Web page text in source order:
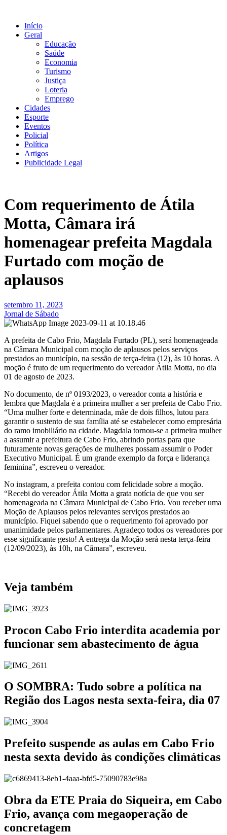
conteúdo
Início
Geral
Educação
Saúde
Economia
Turismo
Justiça
Loteria
Emprego
Cidades
Esporte
Eventos
Policial
Política
Artigos
Publicidade Legal
Com requerimento de Átila
Motta, Câmara irá
homenagear prefeita Magdala
Furtado com moção de
aplausos
setembro 11, 2023
Jornal de Sábado
A prefeita de Cabo Frio, Magdala Furtado (PL), será homenageada
na Câmara Municipal com moção de aplausos pelos serviços
prestados ao município, na sessão de terça-feira (12), às 10 horas. A
moção é fruto de um requerimento do vereador Átila Motta, no dia
01 de agosto de 2023.
No documento, de nº 0193/2023, o vereador conta a história e
lembra que Magdala é a primeira mulher a ser prefeita de Cabo Frio.
“Uma mulher forte e determinada, mãe de dois filhos, lutou para
garantir o sustento de sua família até se estabelecer como empresária
do ramo imobiliário na cidade. Magdala tornou-se a primeira mulher
a assumir a prefeitura de Cabo Frio, abrindo portas para que
futuramente novas gerações de mulheres possam assumir o Poder
Executivo Municipal. É um grande exemplo da força e liderança
feminina”, escreveu o vereador.
No instagram, a prefeita contou com felicidade sobre a moção.
“Recebi do vereador Átila Motta a grata notícia de que vou ser
homenageada na Câmara Municipal de Cabo Frio. Vou receber uma
Moção de Aplausos pelos relevantes serviços prestados ao
município. Fiquei sabendo que o requerimento foi aprovado por
unanimidade pelos parlamentares. Agradeço todos os vereadores por
esse significante gesto! A entrega da Moção será nesta terça-feira
(12/09/2023), às 10h, na Câmara”, escreveu.
Veja também
Procon Cabo Frio interdita academia por
funcionar sem abastecimento de água
O SOMBRA: Tudo sobre a política na
Região dos Lagos nesta sexta-feira, dia 07
Prefeito suspende as aulas em Cabo Frio
nesta sexta devido às condições climáticas
Obra da ETE Praia do Siqueira, em Cabo
Frio, avança com megaoperação de
concretagem